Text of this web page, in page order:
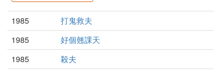
1985
打鬼救夫
1985
好個翹課天
1985
殺夫